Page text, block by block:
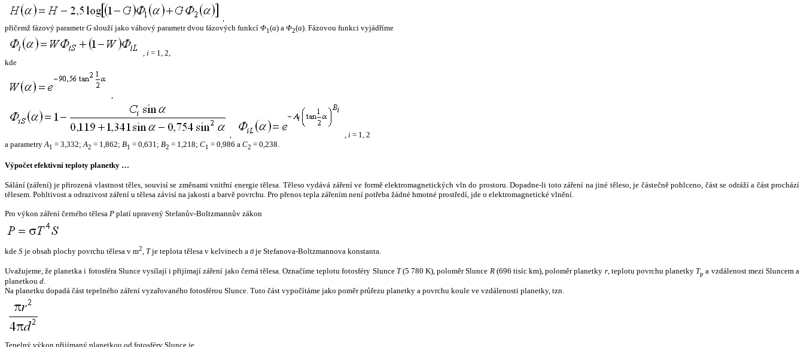
,
přičemž fázový parametrG slouží jako váhový parametr dvou fázových funkcí Φ1(α) a Φ2(α). Fázovou funkci vyjádříme
, i = 1, 2,
kde
,
, , i = 1, 2
a parametryA1 = 3,332;A2 = 1,862; B1 = 0,631; B2 = 1,218; C1 = 0,986 a C2 = 0,238.
Výpočet efektivní teploty planetky …
Sálání (záření) je přirozená vlastnost těles, souvisí se změnami vnitřní energie tělesa. Těleso vydává záření ve formě elektromagnetických vln do prostoru. Dopadne-li toto záření na jiné těleso, je částečně pohlceno, část se odráží a část prochází
tělesem. Pohltivost a odrazivost záření u tělesa závisí na jakosti a barvě povrchu. Pro přenos tepla zářením není potřeba žádné hmotné prostředí, jde o elektromagnetické vlnění.
Pro výkon záření černého tělesa P platí upravený Stefanův-Boltzmannův zákon
kde S je obsah plochy povrchu tělesa v m2, Tje teplota tělesa v kelvinech a σje Stefanova-Boltzmannova konstanta.
Uvažujeme, že planetka i fotosféra Slunce vysílají i přijímají záření jako černá tělesa. Označíme teplotu fotosféry Slunce T(5 780 K), poloměr Slunce R(696 tisíc km), poloměr planetky r, teplotu povrchu planetky Tp a vzdálenost mezi Sluncem a
planetkou d.
Na planetku dopadá část tepelného záření vyzařovaného fotosférou Slunce. Tuto část vypočítáme jako poměr průřezu planetky a povrchu koule ve vzdálenosti planetky, tzn.
Tepelný výkon přijímaný planetkou od fotosféry Slunce je